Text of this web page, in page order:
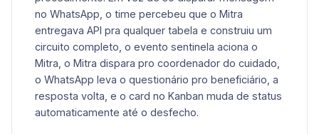
no WhatsApp, o time percebeu que o Mitra
entregava API pra qualquer tabela e construiu um
circuito completo, o evento sentinela aciona o
Mitra, o Mitra dispara pro coordenador do cuidado,
o WhatsApp leva o questionário pro beneficiário, a
resposta volta, e o card no Kanban muda de status
automaticamente até o desfecho.